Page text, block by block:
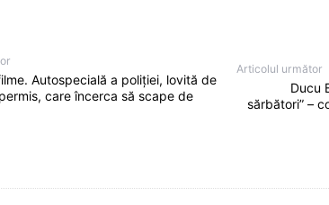
Autospecială a poliției, lovită de
care încerca să scape de
Articolul următor
Ducu
sărbători” –